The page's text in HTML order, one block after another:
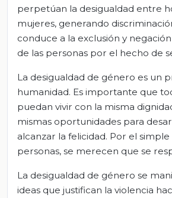
perpetúan la desigualdad entre
mujeres, generando
conduce a la exclusión y
de las personas por el hecho de
La desigualdad de género es un
humanidad. Es importante que
puedan vivir con la misma
mismas oportunidades para
alcanzar la felicidad. Por el
personas, se merecen que se
La desigualdad de género se
ideas que justifican la violencia